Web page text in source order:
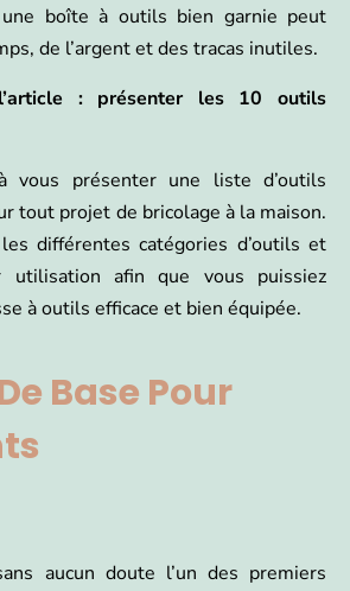
une boîte à outils bien garnie peut
de l’argent et des tracas inutiles.
: présenter les 10 outils
vous présenter une liste d’outils
tout projet de bricolage à la maison.
différentes catégories d’outils et
utilisation afin que vous puissiez
à outils efficace et bien équipée.
Base Pour
aucun doute l’un des premiers